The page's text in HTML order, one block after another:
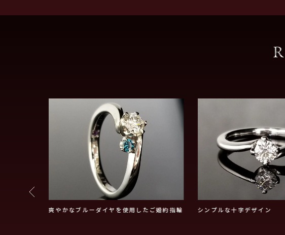
爽やかなブルーダイヤを使用したご婚約指輪 シンプルな十字デザイン